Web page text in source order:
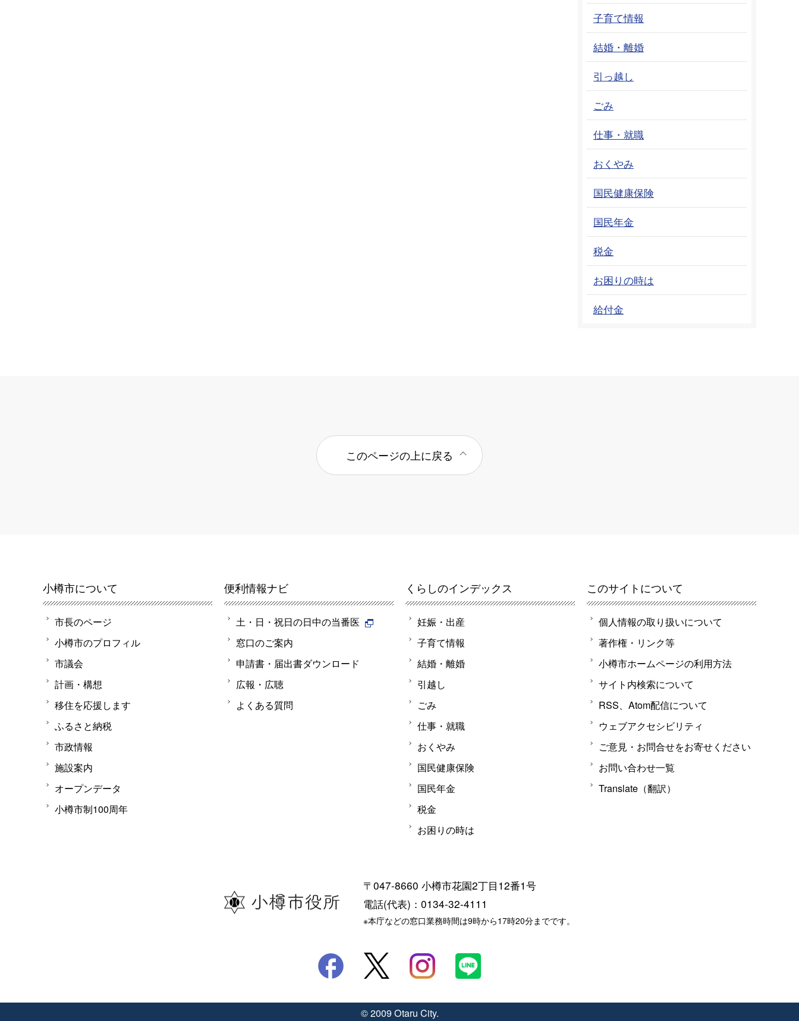
子育て情報
結婚・離婚
引っ越し
ごみ
仕事・就職
おくやみ
国民健康保険
国民年金
税金
お困りの時は
給付金
このページの上に戻る
小樽市について
市長のページ
小樽市のプロフィル
市議会
計画・構想
移住を応援します
ふるさと納税
市政情報
施設案内
オープンデータ
小樽市制100周年
便利情報ナビ
土・日・祝日の日中の当番医
窓口のご案内
申請書・届出書ダウンロード
広報・広聴
よくある質問
くらしのインデックス
妊娠・出産
子育て情報
結婚・離婚
引越し
ごみ
仕事・就職
おくやみ
国民健康保険
国民年金
税金
お困りの時は
このサイトについて
個人情報の取り扱いについて
著作権・リンク等
小樽市ホームページの利用方法
サイト内検索について
RSS、Atom配信について
ウェブアクセシビリティ
ご意見・お問合せをお寄せください
お問い合わせ一覧
Translate（翻訳）
〒047-8660 小樽市花園2丁目12番1号
電話(代表)：0134-32-4111
※本庁などの窓口業務時間は9時から17時20分までです。
© 2009 Otaru City.